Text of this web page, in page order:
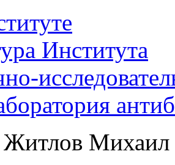
Института
Житлов